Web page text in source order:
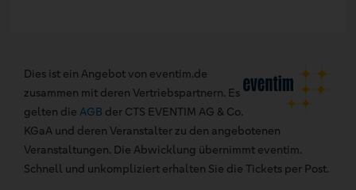
Dies ist ein Angebot von eventim.de
zusammen mit deren Vertriebspartnern. Es
gelten die AGB der CTS EVENTIM AG & Co.
KGaA und deren Veranstalter zu den angebotenen
Veranstaltungen. Die Abwicklung übernimmt eventim.
Schnell und unkompliziert erhalten Sie die Tickets per Post.